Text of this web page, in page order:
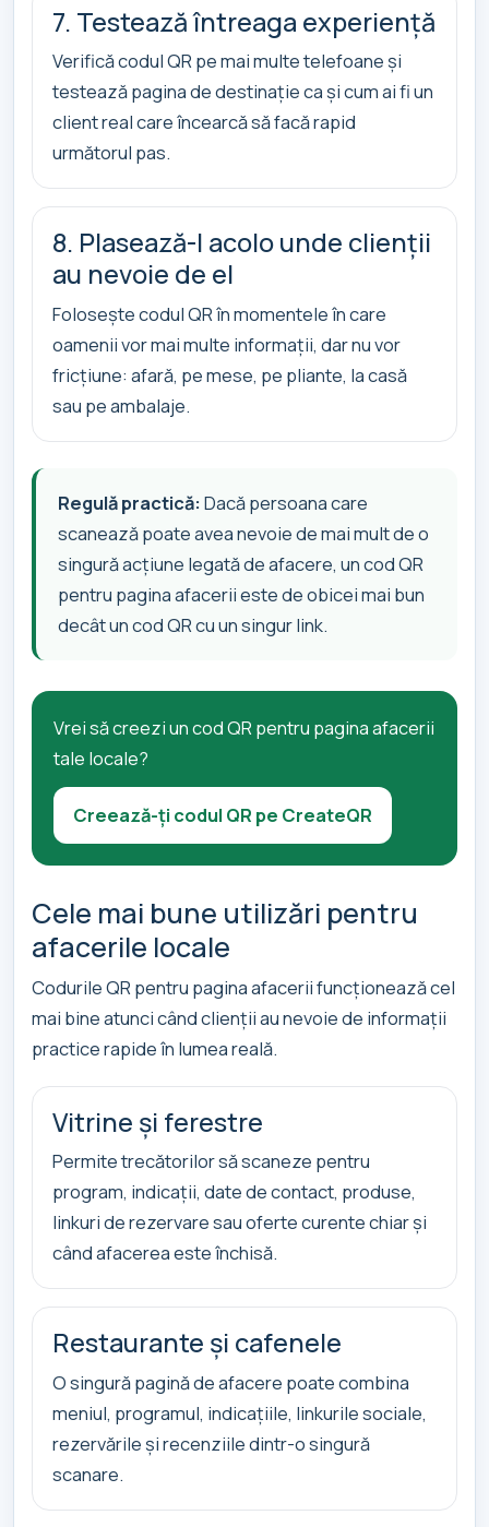
7. Testează întreaga experiență
Verifică codul QR pe mai multe telefoane și
testează pagina de destinație ca și cum ai fi un
client real care încearcă să facă rapid
următorul pas.
8. Plasează-l acolo unde clienții
au nevoie de el
Folosește codul QR în momentele în care
oamenii vor mai multe informații, dar nu vor
fricțiune: afară, pe mese, pe pliante, la casă
sau pe ambalaje.
Regulă practică: Dacă persoana care
scanează poate avea nevoie de mai mult de o
singură acțiune legată de afacere, un cod QR
pentru pagina afacerii este de obicei mai bun
decât un cod QR cu un singur link.
Vrei să creezi un cod QR pentru pagina afacerii
tale locale?
Creează-ți codul QR pe CreateQR
Cele mai bune utilizări pentru
afacerile locale
Codurile QR pentru pagina afacerii funcționează cel
mai bine atunci când clienții au nevoie de informații
practice rapide în lumea reală.
Vitrine și ferestre
Permite trecătorilor să scaneze pentru
program, indicații, date de contact, produse,
linkuri de rezervare sau oferte curente chiar și
când afacerea este închisă.
Restaurante și cafenele
O singură pagină de afacere poate combina
meniul, programul, indicațiile, linkurile sociale,
rezervările și recenziile dintr-o singură
scanare.